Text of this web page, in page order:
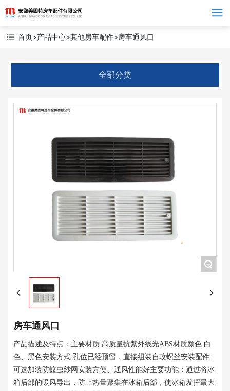
首页>产品中心>其他房车配件>房车通风口
全部分类
+
房车通风口
产品描述及特点：主要材质:高质量抗紫外线光ABS材质颜色:白
色、黑色安装方式:孔位已经预留，直接组装自攻螺丝安装配件:
可选加装防蚊虫纱网安装方便、通风性能好主要功能：通过将冰
箱后部的暖风导出，防止热量聚集在冰箱后部，使冰箱发挥最大